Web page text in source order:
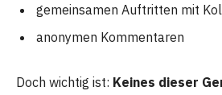
gemeinsamen Auftritten mit
anonymen Kommentaren
Doch wichtig ist: Keines dieser